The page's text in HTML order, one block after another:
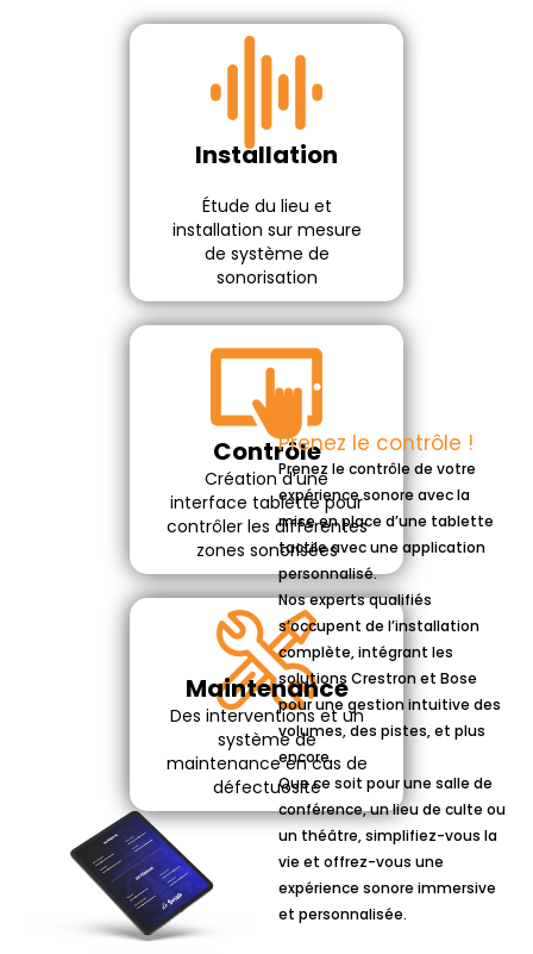
Installation
Étude du lieu et
installation sur mesure
de système de
sonorisation
Contrôle
Création d’une
interface tablette pour
contrôler les différentes
zones sonorisées
Maintenance
Des interventions et un
système de
maintenance en cas de
défectuosité
Prenez le contrôle !
Prenez le contrôle de votre
expérience sonore avec la
mise en place d’une tablette
tactile avec une application
personnalisé.
Nos experts qualifiés
s’occupent de l’installation
complète, intégrant les
solutions Crestron et Bose
pour une gestion intuitive des
volumes, des pistes, et plus
encore.
Que ce soit pour une salle de
conférence, un lieu de culte ou
un théâtre, simplifiez-vous la
vie et offrez-vous une
expérience sonore immersive
et personnalisée.